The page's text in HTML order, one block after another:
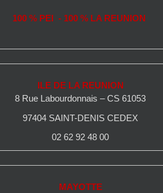
100 % PEI - 100 % LA REUNION
ILE DE LA REUNION
8 Rue Labourdonnais – CS 61053
97404 SAINT-DENIS CEDEX
02 62 92 48 00
MAYOTTE